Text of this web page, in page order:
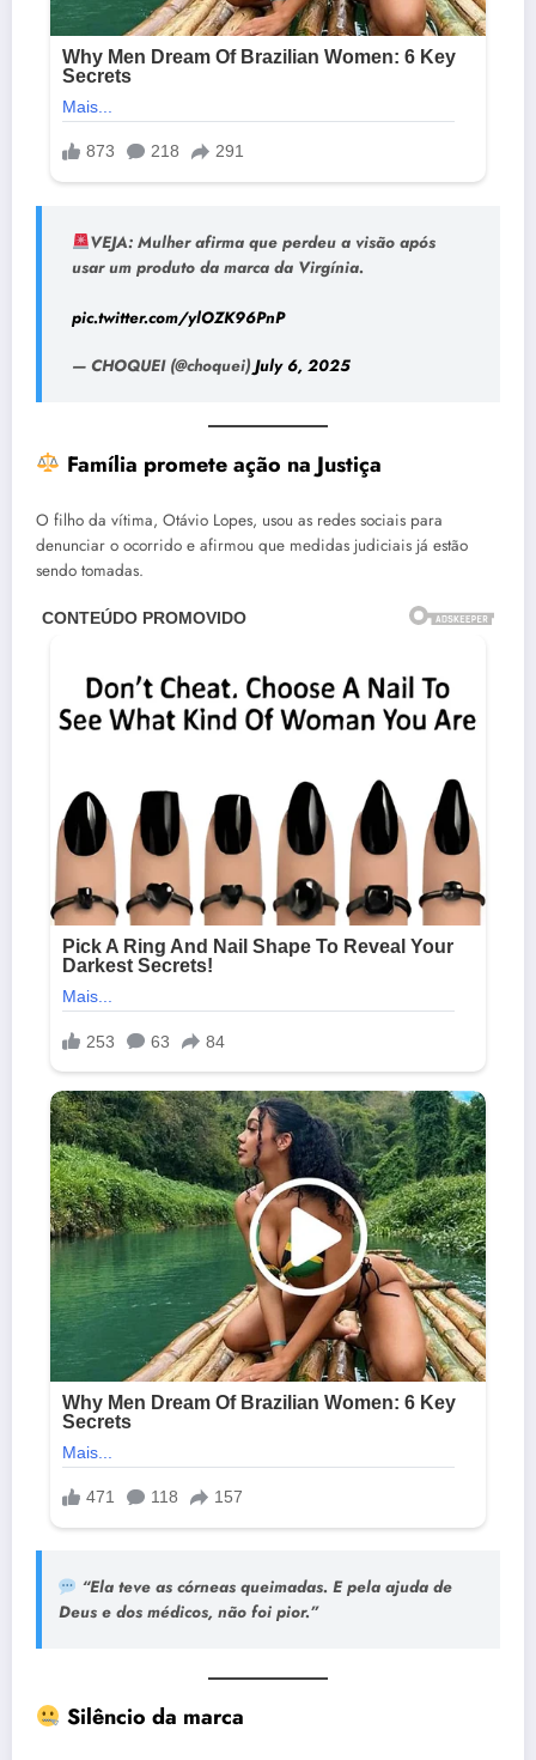
VEJA: Mulher afirma que perdeu a visão após
usar um produto da marca da Virgínia.
pic.twitter.com/ylOZK96PnP
— CHOQUEI (@choquei) July 6, 2025
Família promete ação na Justiça
O filho da vítima, Otávio Lopes, usou as redes sociais para
denunciar o ocorrido e afirmou que medidas judiciais já estão
sendo tomadas.
“Ela teve as córneas queimadas. E pela ajuda de
Deus e dos médicos, não foi pior.”
Silêncio da marca